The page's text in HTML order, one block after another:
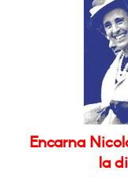
Encarna
la